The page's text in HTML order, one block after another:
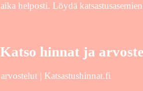
helposti. Löydä
hinnat ja
| Katsastushinnat.fi